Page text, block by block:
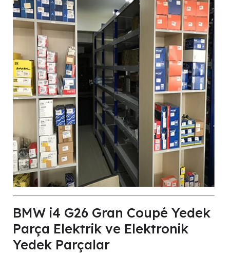
BMW i4 G26 Gran Coupé Yedek
Parça Elektrik ve Elektronik
Yedek Parçalar